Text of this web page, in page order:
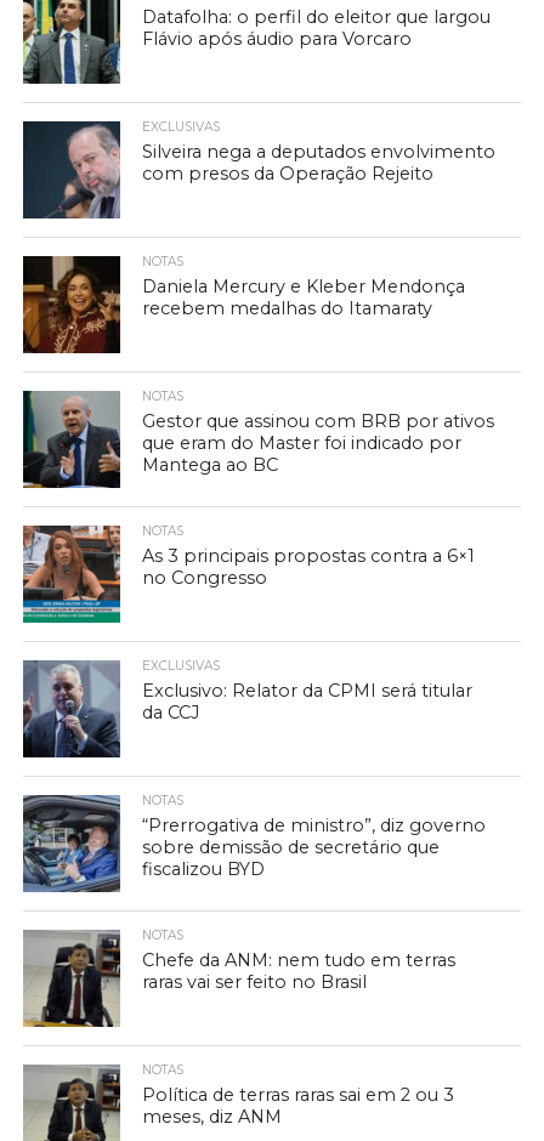
Datafolha: o perfil do eleitor que largou
Flávio após áudio para Vorcaro
EXCLUSIVAS
Silveira nega a deputados envolvimento
com presos da Operação Rejeito
NOTAS
Daniela Mercury e Kleber Mendonça
recebem medalhas do Itamaraty
NOTAS
Gestor que assinou com BRB por ativos
que eram do Master foi indicado por
Mantega ao BC
NOTAS
As 3 principais propostas contra a 6×1
no Congresso
EXCLUSIVAS
Exclusivo: Relator da CPMI será titular
da CCJ
NOTAS
“Prerrogativa de ministro”, diz governo
sobre demissão de secretário que
fiscalizou BYD
NOTAS
Chefe da ANM: nem tudo em terras
raras vai ser feito no Brasil
NOTAS
Política de terras raras sai em 2 ou 3
meses, diz ANM